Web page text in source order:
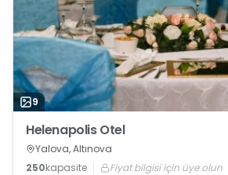
9
Helenapolis Otel
Yalova, Altınova
250kapasite Fiyat bilgisi için üye olun